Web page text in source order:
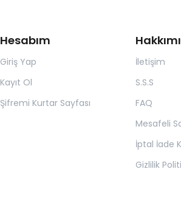
Hesabım
Giriş Yap
Kayıt Ol
Şifremi Kurtar Sayfası
İletişim
S.S.S
FAQ
Mesafeli
İptal İade
Gizlilik